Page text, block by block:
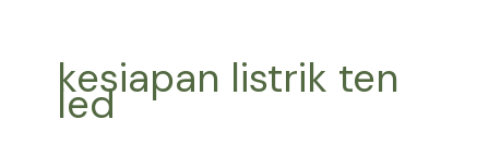
kesiapan listrik ten
led